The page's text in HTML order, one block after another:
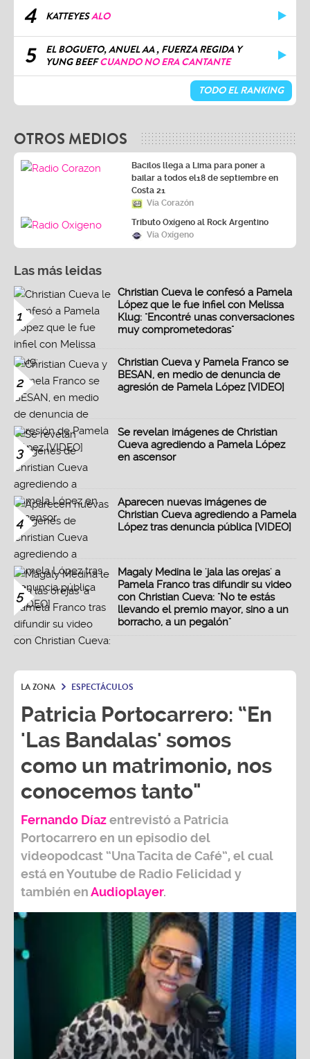
4 KATTEYESALO
5
EL BOGUETO, ANUEL AA , FUERZA REGIDA Y
YUNG BEEFCUANDO NO ERA CANTANTE
TODO EL RANKING
OTROS MEDIOS
Bacilos llega a Lima para poner a
bailar a todos el18 de septiembre en
Costa 21
Vía Corazón
Tributo Oxígeno al Rock Argentino
Vía Oxígeno
Las más leidas
1
Christian Cueva le confesó a Pamela
López que le fue infiel con Melissa
Klug: "Encontré unas conversaciones
muy comprometedoras"
2
Christian Cueva y Pamela Franco se
BESAN, en medio de denuncia de
agresión de Pamela López [VIDEO]
3
Se revelan imágenes de Christian
Cueva agrediendo a Pamela López
en ascensor
4
Aparecen nuevas imágenes de
Christian Cueva agrediendo a Pamela
López tras denuncia pública [VIDEO]
5
Magaly Medina le 'jala las orejas' a
Pamela Franco tras difundir su video
con Christian Cueva: "No te estás
llevando el premio mayor, sino a un
borracho, a un pegalón"
LA ZONA ESPECTÁCULOS
Patricia Portocarrero: “En
'Las Bandalas' somos
como un matrimonio, nos
conocemos tanto"
Fernando Díazentrevistó a Patricia
Portocarreroen un episodio del
videopodcast “Una Tacita de Café”, el cual
está en Youtube de Radio Felicidad y
también enAudioplayer.